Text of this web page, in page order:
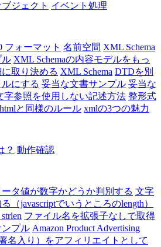
ジェクト イベント処理
フォーマット 名前空間 XML Schema
ル XML Schemaの内容モデルをもっ
に取り決める XML Schema DTDを別
にする 妥当な文書サンプル 妥当な
字参照を使用しない記述方法 整形式
と同様のルール xmlの3つの魅力
？ 動作確認
タ値が数字かどうか判別する 文字
（javascriptでいうところのlength）
ファイル名を拡張子なしで取得
プル Amazon Product Advertising
名入り）をアフィリエイトとして